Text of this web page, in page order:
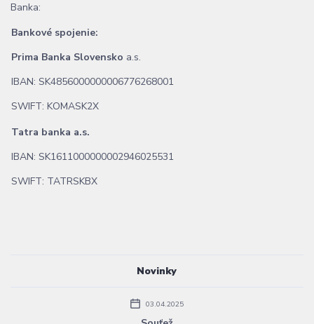
Novinky
03.04.2025
Banka:
Bankové spojenie:
Prima Banka Slovensko a.s.
IBAN: SK4856000000006776268001
SWIFT: KOMASK2X
Tatra banka a.s.
IBAN: SK1611000000002946025531
SWIFT: TATRSKBX